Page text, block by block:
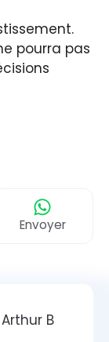
pourra pas
Envoyer
Arthur B